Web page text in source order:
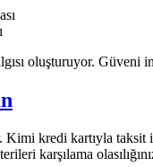
oluşturuyor. Güveni
kredi kartıyla taksit
karşılama